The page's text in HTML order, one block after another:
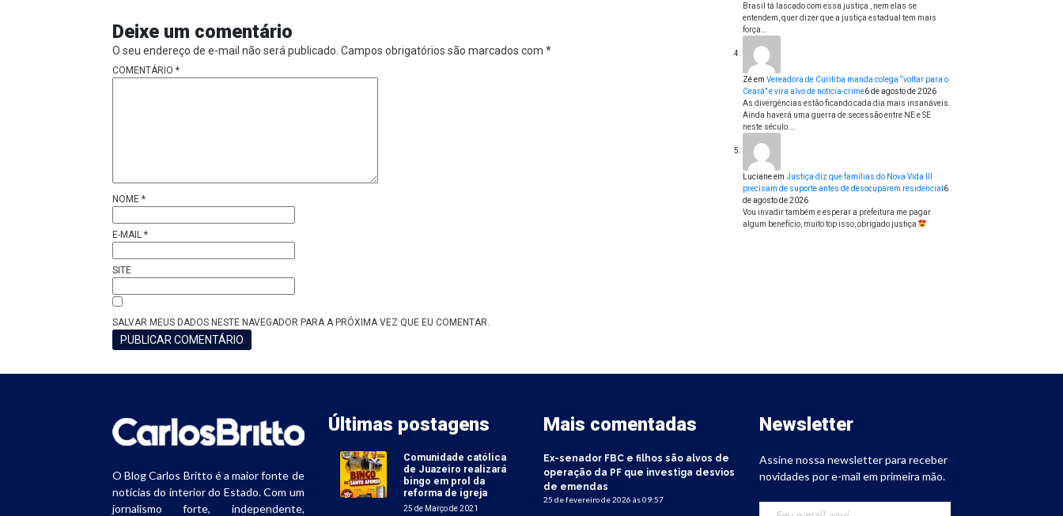
Deixe um comentário
O seu endereço de e-mail não será publicado. Campos obrigatórios são marcados com *
COMENTÁRIO *
NOME *
E-MAIL *
SITE
SALVAR MEUS DADOS NESTE NAVEGADOR PARA A PRÓXIMA VEZ QUE EU COMENTAR.
Brasil tá lascado com essa justiça , nem elas se
entendem, quer dizer que a justiça estadual tem mais
força…
Zéem Vereadora de Curitiba manda colega “voltar para o
Ceará” e vira alvo de notícia-crime6 de agosto de 2026
As divergências estão ficando cada dia mais insanáveis.
Ainda haverá uma guerra de secessão entre NE e SE
neste século.…
Lucianeem Justiça diz que famílias do Nova Vida III
precisam de suporte antes de desocuparem residencial 6
de agosto de 2026
Vou invadir também e esperar a prefeitura me pagar
algum benefício, muito top isso, obrigado justiça
O Blog Carlos Britto é a maior fonte de
notícias do interior do Estado. Com um
jornalismo forte, independente,
Últimas postagens
Comunidade católica
de Juazeiro realizará
bingo em prol da
reforma de igreja
25 de Março de 2021
Mais comentadas
Ex-senador FBC e filhos são alvos de
operação da PF que investiga desvios
de emendas
25 de fevereiro de 2026 às 09:57
Newsletter
Assine nossa newsletter para receber
novidades por e-mail em primeira mão.